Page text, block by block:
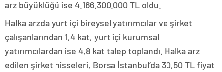
arz büyüklüğü ise 4.166.300.000 TL oldu.
Halka arzda yurt içi bireysel yatırımcılar ve şirket
çalışanlarından 1,4 kat, yurt içi kurumsal
yatırımcılardan ise 4,8 kat talep toplandı. Halka arz
edilen şirket hisseleri, Borsa İstanbul’da 30,50 TL fiyat